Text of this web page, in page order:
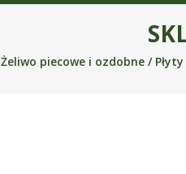
Żeliwo piecowe i ozdobne/